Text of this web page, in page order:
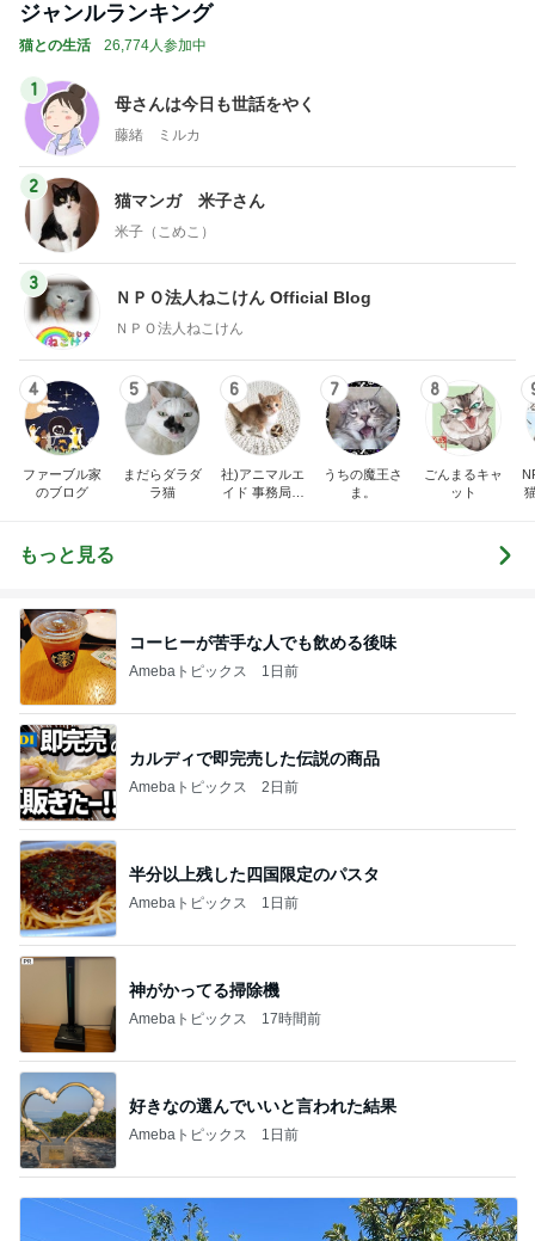
ジャンルランキング
猫との生活 26,774人参加中
1
母さんは今日も世話をやく
藤緒 ミルカ
2
猫マンガ 米子さん
米子（こめこ）
3
ＮＰＯ法人ねこけん Official Blog
ＮＰＯ法人ねこけん
4
ファーブル家
のブログ
5
まだらダラダ
ラ猫
6
社)アニマルエ
イド 事務局＆
7
うちの魔王さ
ま。
8
ごんまるキャ
ット
もっと見る
コーヒーが苦手な人でも飲める後味
Amebaトピックス 1日前
カルディで即完売した伝説の商品
Amebaトピックス 2日前
半分以上残した四国限定のパスタ
Amebaトピックス 1日前
神がかってる掃除機
Amebaトピックス 17時間前
好きなの選んでいいと言われた結果
Amebaトピックス 1日前